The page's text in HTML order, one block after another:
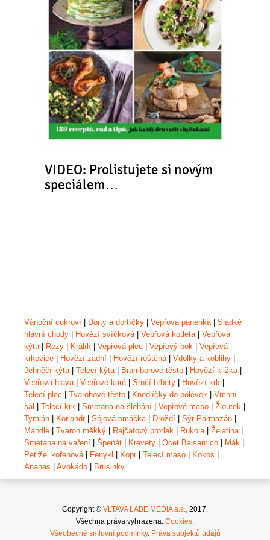
VIDEO: Prolistujete si novým
speciálem…
Vánoční cukroví Dorty a dortíčky Vepřová panenka| Sladké
hlavní chody
Hovězí svíčková| Vepřová kotleta| Vepřová
kýta| Řezy Králík Vepřová plec Vepřový bok
Vepřová
krkovice
Hovězí zadní Hovězí roštěná| Vdolky a koblihy
Jehněčí kýta| Telecí kýta| Bramborové těsto Hovězí kližka|
Vepřová hlava| Vepřové karé Srnčí hřbety Hovězí krk
Telecí plec
Tvarohové těsto Knedlíčky do polévek
Vrchní
šál
Telecí krk Smetana na šlehání Vepřové maso Žloutek
Tymián
Koriandr| Sójová omáčka| Droždí Sýr Parmazán
Mandle
Tvaroh měkký Rajčatový protlak Rukola| Želatina|
Smetana na vaření
Špenát Krevety Ocet Balsamico Mák
Petržel kořenová| Fenykl Kopr| Telecí maso Kokos
Ananas
Avokádo Brusinky
Copyright © VLTAVA LABE MEDIA a.s., 2017.
Všechna práva vyhrazena. Cookies.
Všeobecné smluvní podmínky. Práva subjektů údajů